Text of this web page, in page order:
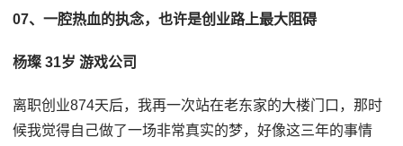
07、一腔热血的执念，也许是创业路上最大阻碍
杨璨 31岁 游戏公司
离职创业874天后，我再一次站在老东家的大楼门口，那时
候我觉得自己做了一场非常真实的梦，好像这三年的事情